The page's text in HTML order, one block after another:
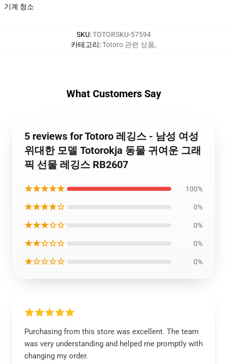
기계 청소
SKU:TOTORSKU-57594
카테고리:Totoro 관련 상품,
What Customers Say
5 reviews for Totoro 레깅스 - 남성 여성
위대한 모델 Totorokja 동물 귀여운 그래
픽 선물 레깅스 RB2607
★★★★★ 100%
★★★★☆ 0%
★★★☆☆ 0%
★★☆☆☆ 0%
★☆☆☆☆ 0%
Purchasing from this store was excellent. The team
was very understanding and helped me promptly with
changing my order.